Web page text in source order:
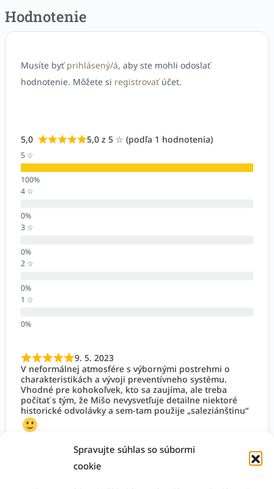
Spravujte súhlas so súbormi
cookie
Hodnotenie
Musíte byťprihlásený/á, aby ste mohli odoslať
hodnotenie. Môžete si registrovaťúčet.
5,0 5,0 z 5 ☆ (podľa 1 hodnotenia)
5 ☆
4 ☆
3 ☆
2 ☆
1 ☆
9. 5. 2023
V neformálnej atmosfére s výbornými postrehmi o
charakteristikách a vývoji preventívneho systému.
Vhodné pre kohokoľvek, kto sa zaujíma, ale treba
počítať s tým, že Mišo nevysvetľuje detailne niektoré
historické odvolávky a sem-tam použije „saleziánštinu“